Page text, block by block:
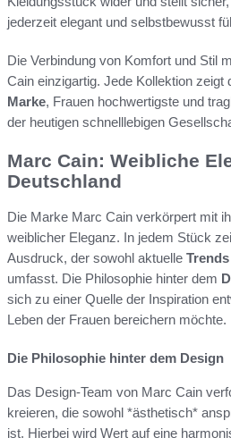
jederzeit elegant und selbstbewusst
Die Verbindung von Komfort und Stil
Cain einzigartig. Jede Kollektion zeigt
Marke, Frauen hochwertigste und
der heutigen schnelllebigen
Marc Cain: Weibliche
Deutschland
Die Marke Marc Cain verkörpert mit
weiblicher Eleganz. In jedem Stück
Ausdruck, der sowohl aktuelle Trends
umfasst. Die Philosophie hinter dem
sich zu einer Quelle der Inspiration
Leben der Frauen bereichern möchte.
Die Philosophie hinter dem Design
Das Design-Team von Marc Cain
kreieren, die sowohl *ästhetisch*
ist. Hierbei wird Wert auf eine